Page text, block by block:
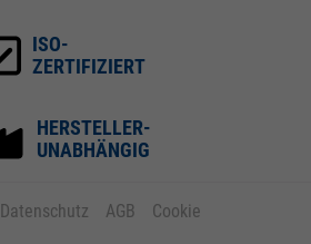
ISO-
ZERTIFIZIERT
HERSTELLER-
UNABHÄNGIG
Datenschutz AGB Cookie